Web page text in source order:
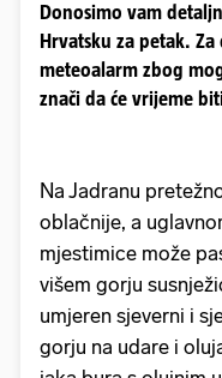
Donosimo vam
Hrvatsku za petak.
meteoalarm zbog
znači da će vrijeme
Na Jadranu
oblačnije, a
mjestimice može
višem gorju
umjeren sjeverni i
gorju na udare i